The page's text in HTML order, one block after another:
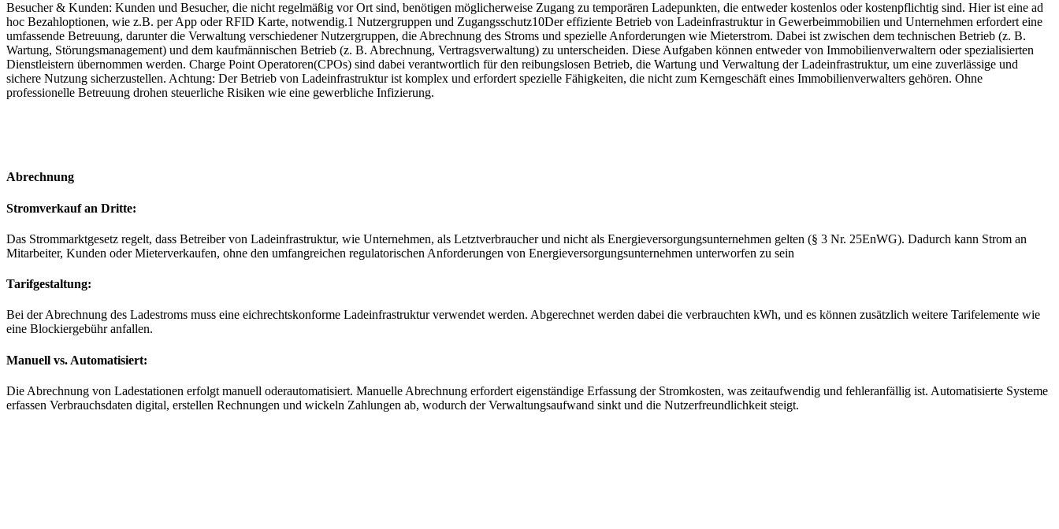
Besucher & Kunden: Kunden und Besucher, die nicht regelmäßig vor Ort sind, benötigen möglicherweise Zugang zu temporären Ladepunkten, die entweder kostenlos oder kostenpflichtig sind. Hier ist eine ad
hoc Bezahloptionen, wie z.B. per App oder RFID Karte, notwendig.1 Nutzergruppen und Zugangsschutz10Der effiziente Betrieb von Ladeinfrastruktur in Gewerbeimmobilien und Unternehmen erfordert eine
umfassende Betreuung, darunter die Verwaltung verschiedener Nutzergruppen, die Abrechnung des Stroms und spezielle Anforderungen wie Mieterstrom. Dabei ist zwischen dem technischen Betrieb (z. B.
Wartung, Störungsmanagement) und dem kaufmännischen Betrieb (z. B. Abrechnung, Vertragsverwaltung) zu unterscheiden. Diese Aufgaben können entweder von Immobilienverwaltern oder spezialisierten
Dienstleistern übernommen werden. Charge Point Operatoren(CPOs) sind dabei verantwortlich für den reibungslosen Betrieb, die Wartung und Verwaltung der Ladeinfrastruktur, um eine zuverlässige und
sichere Nutzung sicherzustellen. Achtung: Der Betrieb von Ladeinfrastruktur ist komplex und erfordert spezielle Fähigkeiten, die nicht zum Kerngeschäft eines Immobilienverwalters gehören. Ohne
professionelle Betreuung drohen steuerliche Risiken wie eine gewerbliche Infizierung.
Abrechnung
Stromverkauf an Dritte:
Das Strommarktgesetz regelt, dass Betreiber von Ladeinfrastruktur, wie Unternehmen, als Letztverbraucher und nicht als Energieversorgungsunternehmen gelten (§ 3 Nr. 25EnWG). Dadurch kann Strom an
Mitarbeiter, Kunden oder Mieterverkaufen, ohne den umfangreichen regulatorischen Anforderungen von Energieversorgungsunternehmen unterworfen zu sein
Tarifgestaltung:
Bei der Abrechnung des Ladestroms muss eine eichrechtskonforme Ladeinfrastruktur verwendet werden. Abgerechnet werden dabei die verbrauchten kWh, und es können zusätzlich weitere Tarifelemente wie
eine Blockiergebühr anfallen.
Manuell vs. Automatisiert:
Die Abrechnung von Ladestationen erfolgt manuell oderautomatisiert. Manuelle Abrechnung erfordert eigenständige Erfassung der Stromkosten, was zeitaufwendig und fehleranfällig ist. Automatisierte Systeme
erfassen Verbrauchsdaten digital, erstellen Rechnungen und wickeln Zahlungen ab, wodurch der Verwaltungsaufwand sinkt und die Nutzerfreundlichkeit steigt.